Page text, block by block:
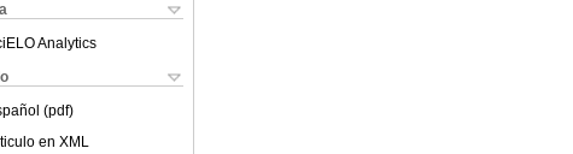
Analytics
(pdf)
en XML